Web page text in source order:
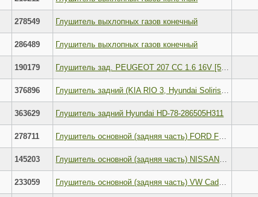
278549 Глушитель выхлопных газов конечный
286489 Глушитель выхлопных газов конечный
190179 Глушитель зад. PEUGEOT 207 CC 1.6 16V [5FS (EP6C), EP6] 2007=> BOSAL 190179
376896 Глушитель задний (KIA RIO 3, Hyundai Soliris I 2011-2016 ) OEM 28710-4Y000 28710-4L000
363629 Глушитель задний Hyundai HD-78-286505Н311
278711 Глушитель основной (задняя часть) FORD Focus II/C-Max mot.1,4/1,6L 16V BOSAL 278-711
145203 Глушитель основной (задняя часть) NISSAN Qashqai (J10) 06-> mot.2,0L BOSAL 145-203
233059 Глушитель основной (задняя часть) VW Caddy III 04-> mot.1,6L 102pS BOSAL 233-059